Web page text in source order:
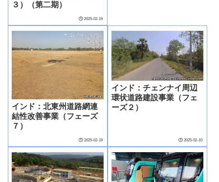
３）（第二期）
2025-02-19
インド：北東州道路網連
結性改善事業（フェーズ
７）
2025-02-19
インド：チェンナイ周辺
環状道路建設事業（フェ
ーズ２）
2025-02-10